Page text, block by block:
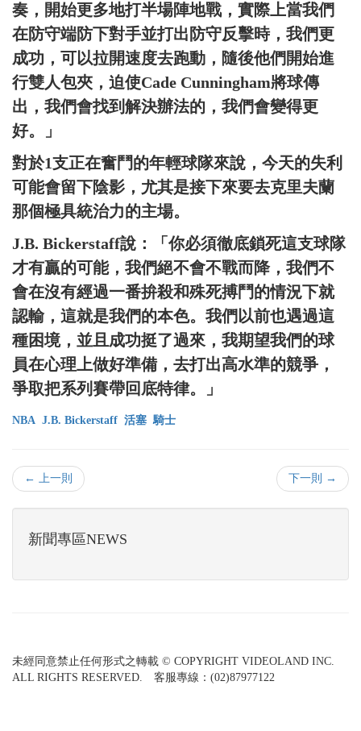
奏，開始更多地打半場陣地戰，實際上當我們
在防守端防下對手並打出防守反擊時，我們更
成功，可以拉開速度去跑動，隨後他們開始進
行雙人包夾，迫使Cade Cunningham將球傳
出，我們會找到解決辦法的，我們會變得更
好。」
對於1支正在奮鬥的年輕球隊來說，今天的失利
可能會留下陰影，尤其是接下來要去克里夫蘭
那個極具統治力的主場。
J.B. Bickerstaff說：「你必須徹底鎖死這支球隊
才有贏的可能，我們絕不會不戰而降，我們不
會在沒有經過一番拚殺和殊死搏鬥的情況下就
認輸，這就是我們的本色。我們以前也遇過這
種困境，並且成功挺了過來，我期望我們的球
員在心理上做好準備，去打出高水準的競爭，
爭取把系列賽帶回底特律。」
NBA J.B. Bickerstaff 活塞 騎士
← 上一則 下一則 →
新聞專區NEWS
未經同意禁止任何形式之轉載 © COPYRIGHT VIDEOLAND INC.
ALL RIGHTS RESERVED. 客服專線：(02)87977122